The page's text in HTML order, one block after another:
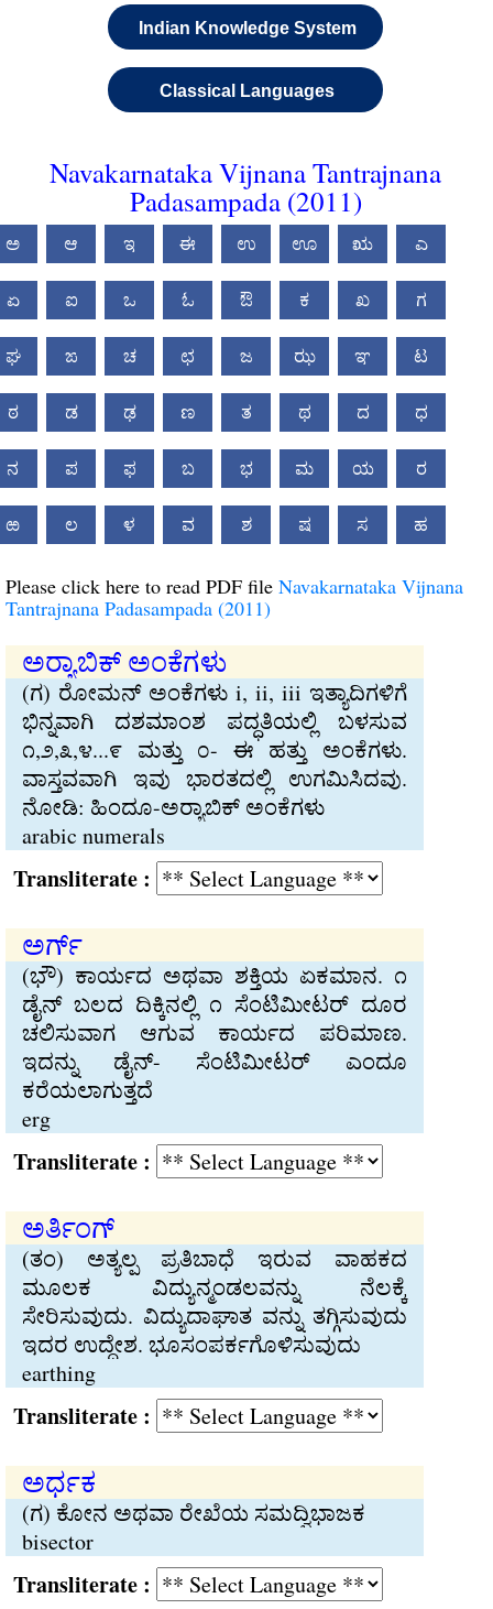
Indian Knowledge System
Classical Languages
Navakarnataka Vijnana Tantrajnana
Padasampada (2011)
ಅ ಆ ಇ ಈ ಉ ಊ ಋ ಎ
ಏ ಐ ಒ ಓ ಔ ಕ ಖ ಗ
ಘ ಙ ಚ ಛ ಜ ಝ ಞ ಟ
ಠ ಡ ಢ ಣ ತ ಥ ದ ಧ
ನ ಪ ಫ ಬ ಭ ಮ ಯ ರ
ಱ ಲ ಳ ವ ಶ ಷ ಸ ಹ
Please click here to read PDF file Navakarnataka Vijnana
Tantrajnana Padasampada (2011)
ಅರ‍್ಯಾಬಿಕ್ ಅಂಕೆಗಳು
(ಗ) ರೋಮನ್ ಅಂಕೆಗಳು i, ii, iii ಇತ್ಯಾದಿಗಳಿಗೆ
ಭಿನ್ನವಾಗಿ ದಶಮಾಂಶ ಪದ್ಧತಿಯಲ್ಲಿ ಬಳಸುವ
೧,೨,೩,೪...೯ ಮತ್ತು ೦- ಈ ಹತ್ತು ಅಂಕೆಗಳು.
ವಾಸ್ತವವಾಗಿ ಇವು ಭಾರತದಲ್ಲಿ ಉಗಮಿಸಿದವು.
ನೋಡಿ: ಹಿಂದೂ-ಅರ‍್ಯಾಬಿಕ್ ಅಂಕೆಗಳು
arabic numerals
:
ಅರ್ಗ್
(ಭೌ) ಕಾರ್ಯದ ಅಥವಾ ಶಕ್ತಿಯ ಏಕಮಾನ. ೧
ಡೈನ್ ಬಲದ ದಿಕ್ಕಿನಲ್ಲಿ ೧ ಸೆಂಟಿಮೀಟರ್ ದೂರ
ಚಲಿಸುವಾಗ ಆಗುವ ಕಾರ್ಯದ ಪರಿಮಾಣ.
ಇದನ್ನು ಡೈನ್- ಸೆಂಟಿಮೀಟರ್ ಎಂದೂ
ಕರೆಯಲಾಗುತ್ತದೆ
erg
:
ಅರ್ತಿಂಗ್
(ತಂ) ಅತ್ಯಲ್ಪ ಪ್ರತಿಬಾಧೆ ಇರುವ ವಾಹಕದ
ಮೂಲಕ ವಿದ್ಯುನ್ಮಂಡಲವನ್ನು ನೆಲಕ್ಕೆ
ಸೇರಿಸುವುದು. ವಿದ್ಯುದಾಘಾತ ವನ್ನು ತಗ್ಗಿಸುವುದು
ಇದರ ಉದ್ದೇಶ. ಭೂಸಂಪರ್ಕಗೊಳಿಸುವುದು
earthing
:
ಅರ್ಧಕ
(ಗ) ಕೋನ ಅಥವಾ ರೇಖೆಯ ಸಮದ್ವಿಭಾಜಕ
bisector
: